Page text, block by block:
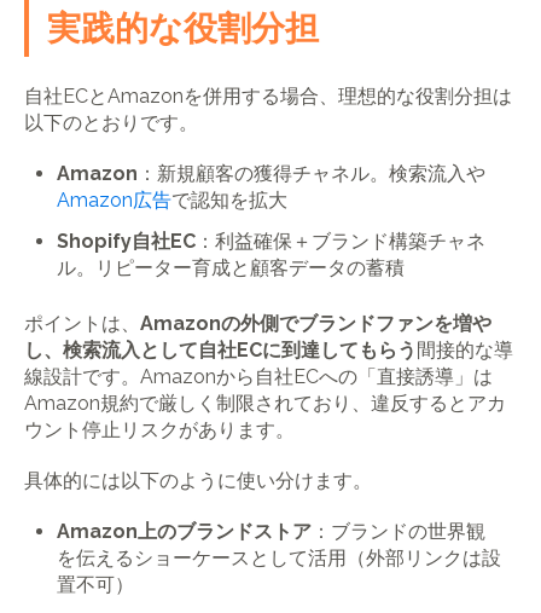
実践的な役割分担
自社ECとAmazonを併用する場合、理想的な役割分担は
以下のとおりです。
Amazon ：新規顧客の獲得チャネル。検索流入や
Amazon広告で認知を拡大
Shopify自社EC ：利益確保＋ブランド構築チャネ
ル。リピーター育成と顧客データの蓄積
ポイントは、 Amazonの外側でブランドファンを増や
し、検索流入として自社ECに到達してもらう 間接的な導
線設計です。Amazonから自社ECへの「直接誘導」は
Amazon規約で厳しく制限されており、違反するとアカ
ウント停止リスクがあります。
具体的には以下のように使い分けます。
Amazon上のブランドストア ：ブランドの世界観
を伝えるショーケースとして活用（外部リンクは設
置不可）